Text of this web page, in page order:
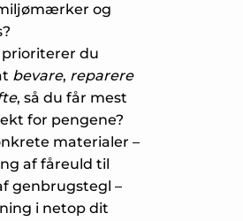
og
du
bevare, reparere
, så du får mest
for pengene?
materialer –
af fåreuld til
genbrugstegl –
i netop dit